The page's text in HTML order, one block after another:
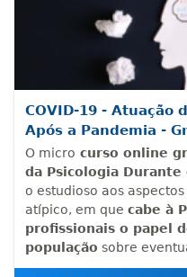
COVID-19 - Atuação
Após a Pandemia -
O micro curso online
da Psicologia Durante
o estudioso aos
atípico, em que cabe à
profissionais o papel
população sobre